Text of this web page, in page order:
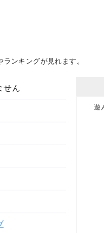
ンキングが見れます。
せん
遊